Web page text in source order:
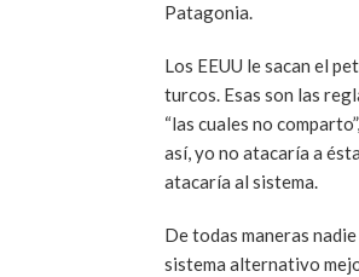
Patagonia.
Los EEUU le sacan el
turcos. Esas son las
“las cuales no
así, yo no atacaría a
atacaría al sistema.
De todas maneras
sistema alternativo